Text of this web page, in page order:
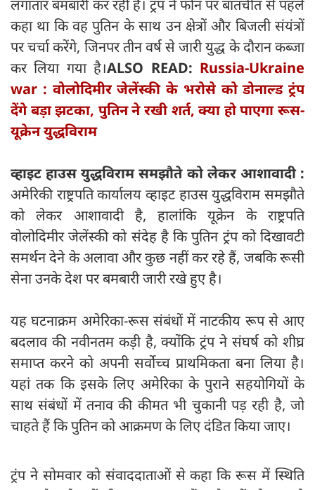
लगातार बमबारी कर रही है। ट्रंप ने फोन पर बातचीत से पहले
कहा था कि वह पुतिन के साथ उन क्षेत्रों और बिजली संयंत्रों
पर चर्चा करेंगे, जिनपर तीन वर्ष से जारी युद्ध के दौरान कब्जा
कर लिया गया है।ALSO READ: Russia-Ukraine
war : वोलोदिमीर जेलेंस्की के भरोसे को डोनाल्ड ट्रंप
देंगे बड़ा झटका, पुतिन ने रखी शर्त, क्या हो पाएगा रूस-
यूक्रेन युद्धविराम
व्हाइट हाउस युद्धविराम समझौते को लेकर आशावादी :
अमेरिकी राष्ट्रपति कार्यालय व्हाइट हाउस युद्धविराम समझौते
को लेकर आशावादी है, हालांकि यूक्रेन के राष्ट्रपति
वोलोदिमीर जेलेंस्की को संदेह है कि पुतिन ट्रंप को दिखावटी
समर्थन देने के अलावा और कुछ नहीं कर रहे हैं, जबकि रूसी
सेना उनके देश पर बमबारी जारी रखे हुए है।
यह घटनाक्रम अमेरिका-रूस संबंधों में नाटकीय रूप से आए
बदलाव की नवीनतम कड़ी है, क्योंकि ट्रंप ने संघर्ष को शीघ्र
समाप्त करने को अपनी सर्वोच्च प्राथमिकता बना लिया है।
यहां तक ​​कि इसके लिए अमेरिका के पुराने सहयोगियों के
साथ संबंधों में तनाव की कीमत भी चुकानी पड़ रही है, जो
चाहते हैं कि पुतिन को आक्रमण के लिए दंडित किया जाए।
ट्रंप ने सोमवार को संवाददाताओं से कहा कि रूस में स्थिति